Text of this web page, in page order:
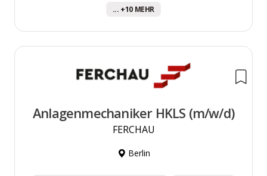
... +10 MEHR
Anlagenmechaniker HKLS (m/w/d)
FERCHAU
Berlin